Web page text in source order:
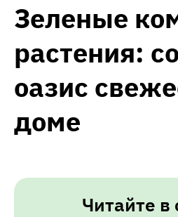
Зеленые
растения:
оазис
доме
Читайте в